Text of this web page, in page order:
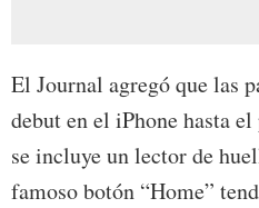
El Journal agregó que las
debut en el iPhone hasta
se incluye un lector de
famoso botón “Home”